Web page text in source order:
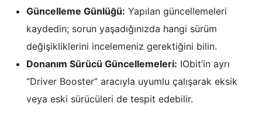
Güncelleme Günlüğü: Yapılan güncellemeleri
kaydedin; sorun yaşadığınızda hangi sürüm
değişikliklerini incelemeniz gerektiğini bilin.
Donanım Sürücü Güncellemeleri: IObit’in ayrı
“Driver Booster” aracıyla uyumlu çalışarak eksik
veya eski sürücüleri de tespit edebilir.